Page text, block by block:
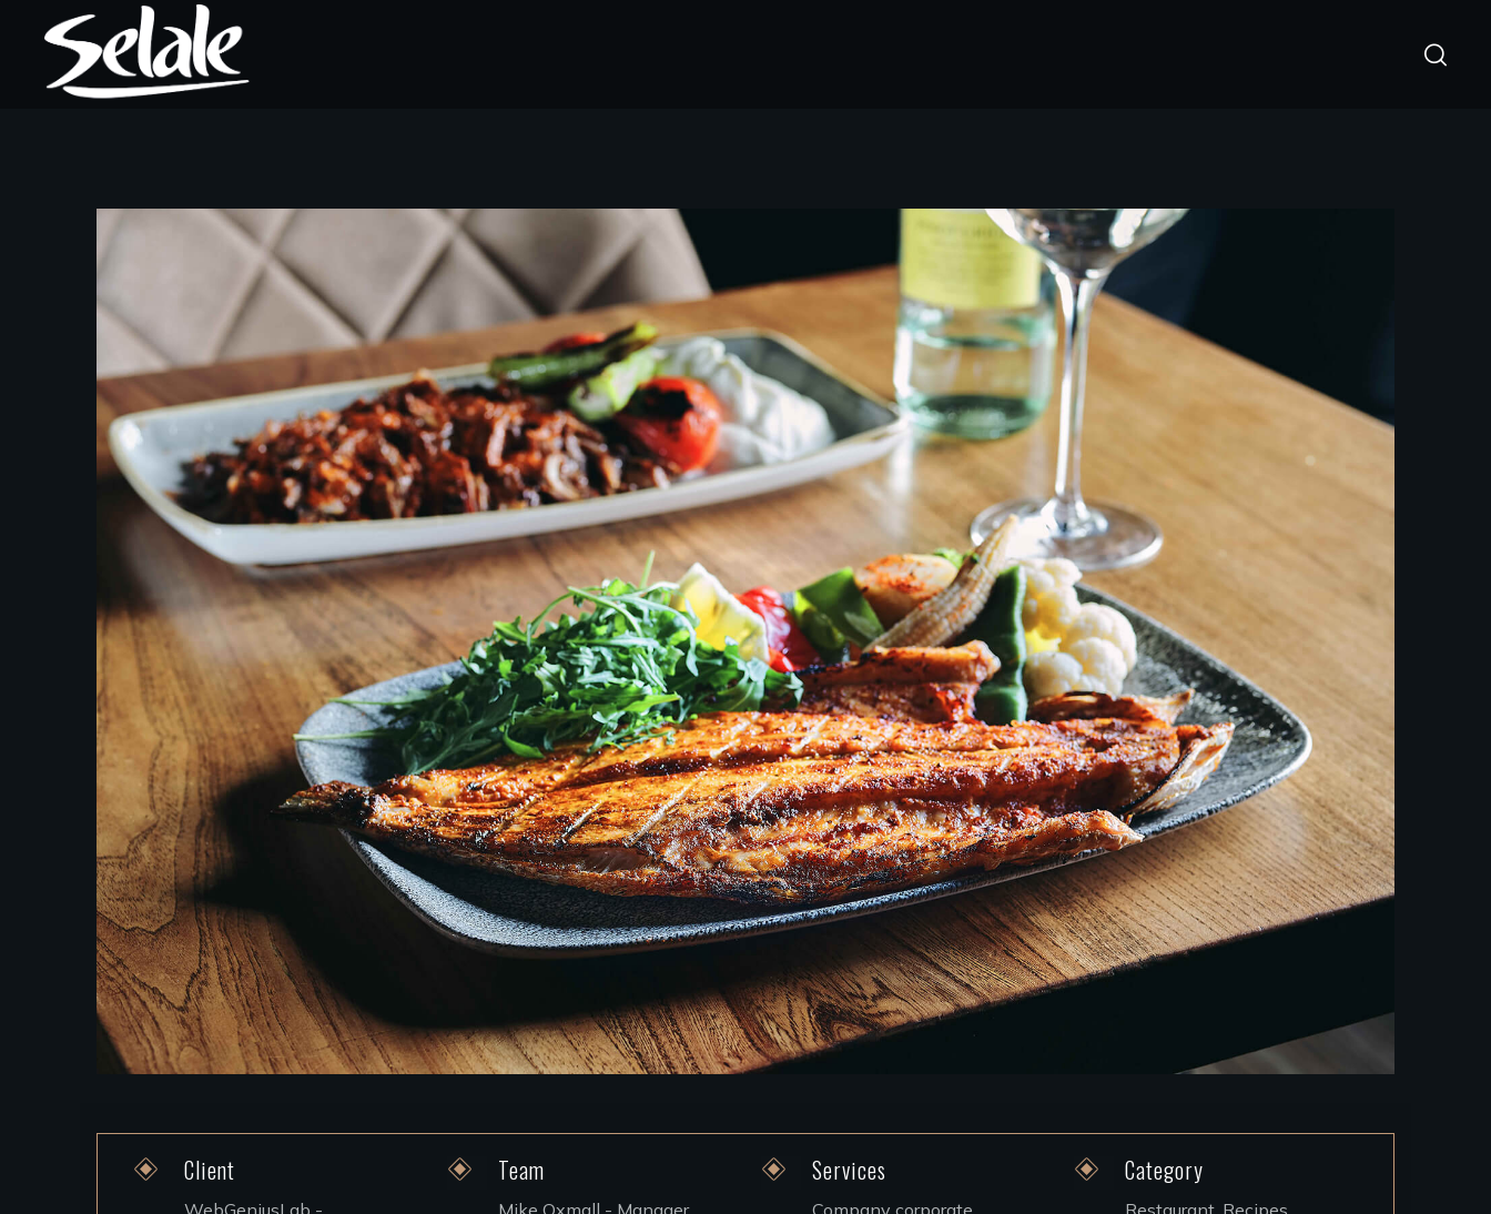
Client
WebGeniusLab -
Team
Mike Oxmall - Manager
Services
Company corporate
Category
Restaurant, Recipes,